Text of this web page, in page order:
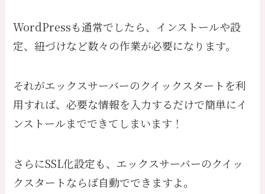
WordPressも通常でしたら、インストールや設
定、紐づけなど数々の作業が必要になります。
それがエックスサーバーのクイックスタートを利
用すれば、必要な情報を入力するだけで簡単にイ
ンストールまでできてしまいます！
さらにSSL化設定も、エックスサーバーのクイッ
クスタートならば自動でできますよ。